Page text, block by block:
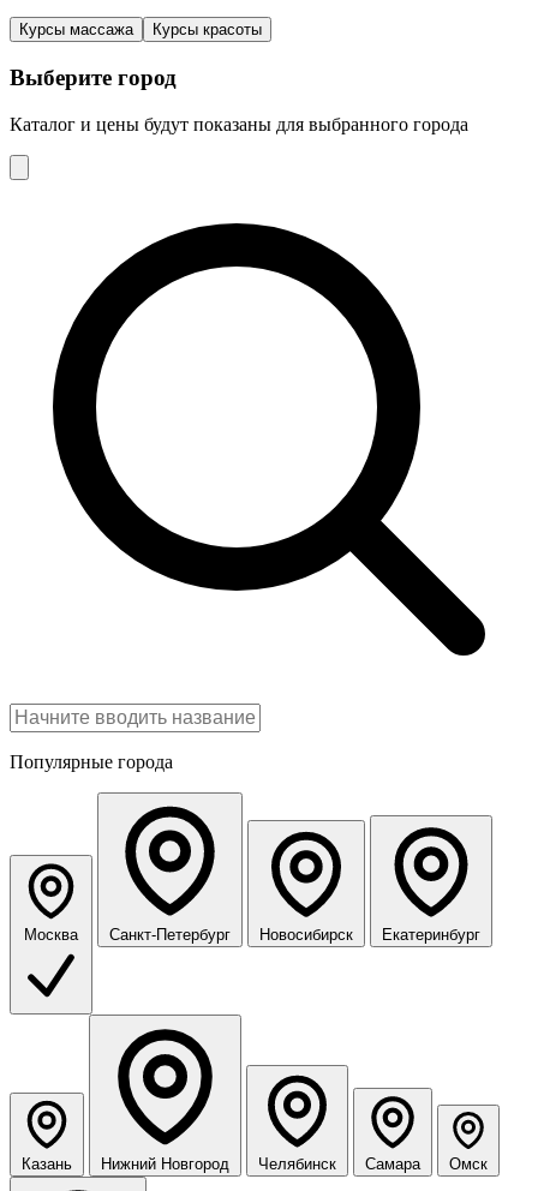
Курсы массажа Курсы красоты
Выберите город
Каталог и цены будут показаны для выбранного города
Популярные города
Москва Санкт-Петербург Новосибирск Екатеринбург
Казань Нижний Новгород Челябинск Самара Омск